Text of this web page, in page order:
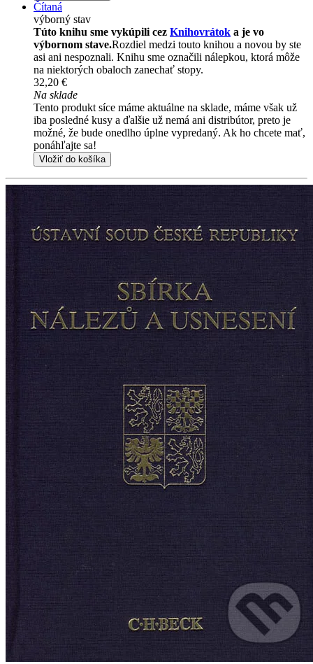
Čítaná
výborný stav
Túto knihu sme vykúpili cez Knihovrátok a je vo
výbornom stave.Rozdiel medzi touto knihou a novou by ste
asi ani nespoznali. Knihu sme označili nálepkou, ktorá môže
na niektorých obaloch zanechať stopy.
32,20 €
Na sklade
Tento produkt síce máme aktuálne na sklade, máme však už
iba posledné kusy a ďalšie už nemá ani distribútor, preto je
možné, že bude onedlho úplne vypredaný. Ak ho chcete mať,
ponáhľajte sa!
Vložiť do košíka